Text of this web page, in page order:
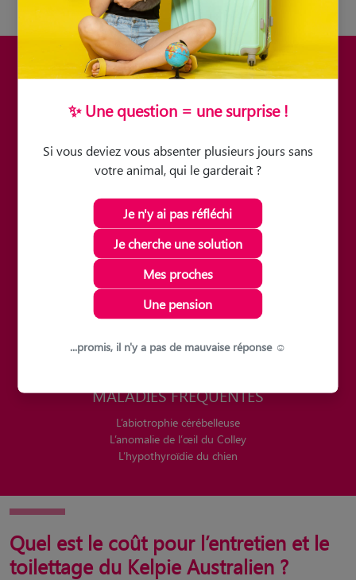
Santé du Kelpie Australien
ROBUSTE
FACILITÉ À LA PRISE DE POIDS
MALADIES FRÉQUENTES
L’abiotrophie cérébelleuse
L’anomalie de l’œil du Colley
L’hypothyroïdie du chien
Quel est le coût pour l’entretien et le
toilettage du Kelpie Australien ?
✨ Une question = une surprise !
Si vous deviez vous absenter plusieurs jours sans
votre animal, qui le garderait ?
Je n'y ai pas réfléchi
Je cherche une solution
Mes proches
Une pension
...promis, il n'y a pas de mauvaise réponse ☺️